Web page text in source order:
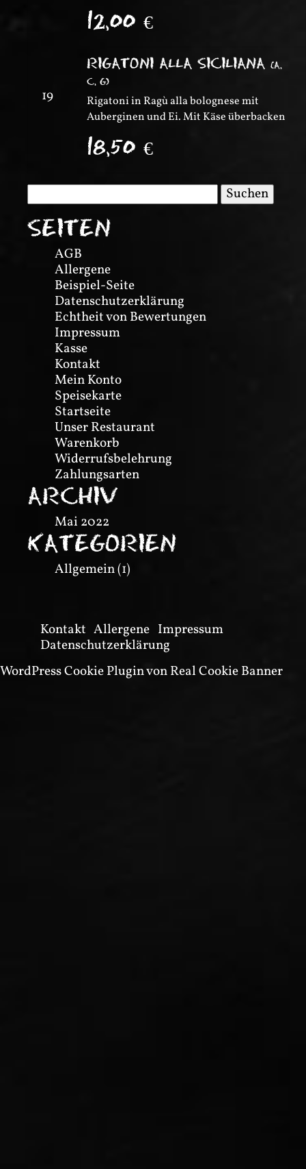
12,00 €
19
RIGATONI ALLA SICILIANA (A,
C, G)
Rigatoni in Ragù alla bolognese mit
Auberginen und Ei. Mit Käse überbacken
18,50 €
nach:
SEITEN
AGB
Allergene
Beispiel-Seite
Datenschutzerklärung
Echtheit von Bewertungen
Impressum
Kasse
Kontakt
Mein Konto
Speisekarte
Startseite
Unser Restaurant
Warenkorb
Widerrufsbelehrung
Zahlungsarten
ARCHIV
Mai 2022
KATEGORIEN
Allgemein(1)
Kontakt Allergene Impressum
Datenschutzerklärung
WordPress Cookie Plugin von Real Cookie Banner